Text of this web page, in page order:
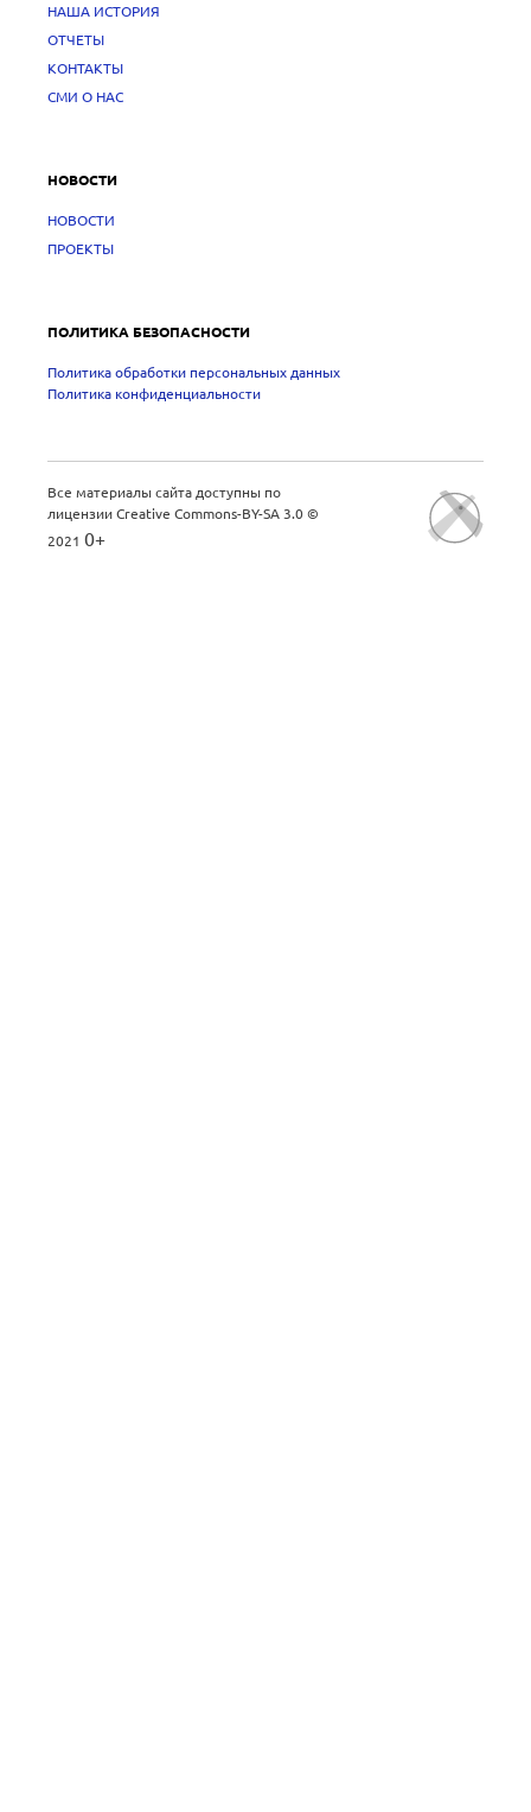
НАША ИСТОРИЯ
ОТЧЕТЫ
КОНТАКТЫ
СМИ О НАС
НОВОСТИ
НОВОСТИ
ПРОЕКТЫ
ПОЛИТИКА БЕЗОПАСНОСТИ
Политика обработки персональных данных
Политика конфиденциальности
Все материалы сайта доступны по
лицензииCreative Commons-BY-SA 3.0 ©
2021 0+